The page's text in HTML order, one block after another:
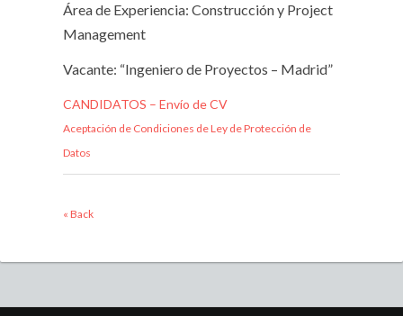
Área de Experiencia: Construcción y Project
Management
Vacante: “Ingeniero de Proyectos – Madrid”
CANDIDATOS – Envío de CV
Aceptación de Condiciones de Ley de Protección de
Datos
« Back